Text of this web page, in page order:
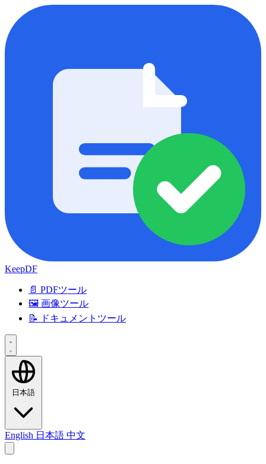
KeepDF
📄 PDFツール
🖼️ 画像ツール
📝 ドキュメントツール
English 日本語 中文